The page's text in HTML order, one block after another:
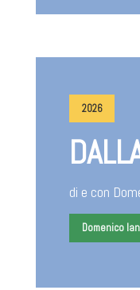
2026
di e con
Domenico